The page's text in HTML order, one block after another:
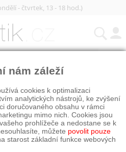
- čtvrtek, 13 - 18 hod.)
nám záleží
cookies k optimalizaci
analytických nástrojů, ke zvýšení
doručovaného obsahu v rámci
mimo nich. Cookies jsou
prohlížeče a nedostane se k
můžete povolit pouze
starost základní funkce webových